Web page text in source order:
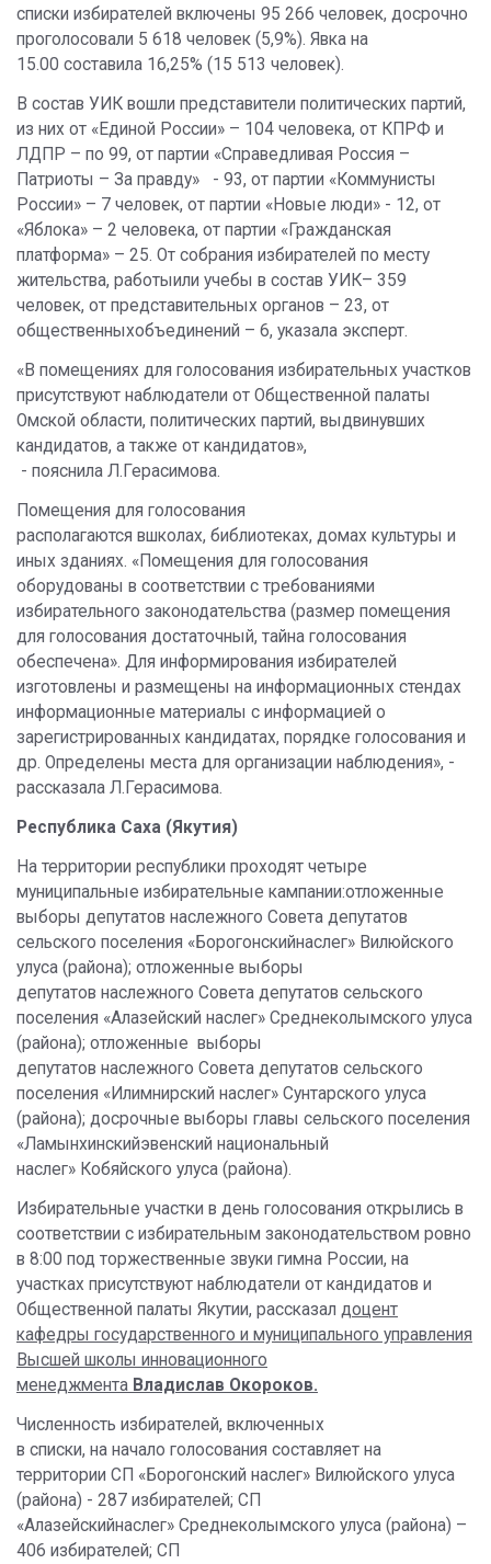
списки избирателей включены 95 266 человек, досрочно
проголосовали 5 618 человек (5,9%). Явка на
15.00 составила 16,25% (15 513 человек).
В состав УИК вошли представители политических партий,
из них от «Единой России» – 104 человека, от КПРФ и
ЛДПР – по 99, от партии «Справедливая Россия –
Патриоты – За правду» - 93, от партии «Коммунисты
России» – 7 человек, от партии «Новые люди» - 12, от
«Яблока» – 2 человека, от партии «Гражданская
платформа» – 25. От собрания избирателей по месту
жительства, работыили учебы в состав УИК– 359
человек, от представительных органов – 23, от
общественныхобъединений – 6, указала эксперт.
«В помещениях для голосования избирательных участков
присутствуют наблюдатели от Общественной палаты
Омской области, политических партий, выдвинувших
кандидатов, а также от кандидатов»,
- пояснила Л.Герасимова.
Помещения для голосования
располагаются вшколах, библиотеках, домах культуры и
иных зданиях. «Помещения для голосования
оборудованы в соответствии с требованиями
избирательного законодательства (размер помещения
для голосования достаточный, тайна голосования
обеспечена». Для информирования избирателей
изготовлены и размещены на информационных стендах
информационные материалы с информацией о
зарегистрированных кандидатах, порядке голосования и
др. Определены места для организации наблюдения», -
рассказала Л.Герасимова.
Республика Саха (Якутия)
На территории республики проходят четыре
муниципальные избирательные кампании:отложенные
выборы депутатов наслежного Совета депутатов
сельского поселения «Борогонскийнаслег» Вилюйского
улуса (района); отложенные выборы
депутатов наслежного Совета депутатов сельского
поселения «Алазейский наслег» Среднеколымского улуса
(района); отложенные выборы
депутатов наслежного Совета депутатов сельского
поселения «Илимнирский наслег» Сунтарского улуса
(района); досрочные выборы главы сельского поселения
«Ламынхинскийэвенский национальный
наслег» Кобяйского улуса (района).
Избирательные участки в день голосования открылись в
соответствии с избирательным законодательством ровно
в 8:00 под торжественные звуки гимна России, на
участках присутствуют наблюдатели от кандидатов и
Общественной палаты Якутии, рассказал доцент
кафедры государственного и муниципального управления
Высшей школы инновационного
менеджмента Владислав Окороков.
Численность избирателей, включенных
в списки, на начало голосования составляет на
территории СП «Борогонский наслег» Вилюйского улуса
(района) - 287 избирателей; СП
«Алазейскийнаслег» Среднеколымского улуса (района) –
406 избирателей; СП